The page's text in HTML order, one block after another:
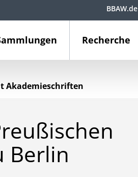
Recherche
BBAW.de
Akademieschriften
Berlin